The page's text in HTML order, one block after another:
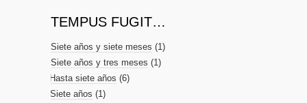
TEMPUS FUGIT…
Siete años y siete meses (1)
Siete años y tres meses (1)
Hasta siete años (6)
Siete años (1)